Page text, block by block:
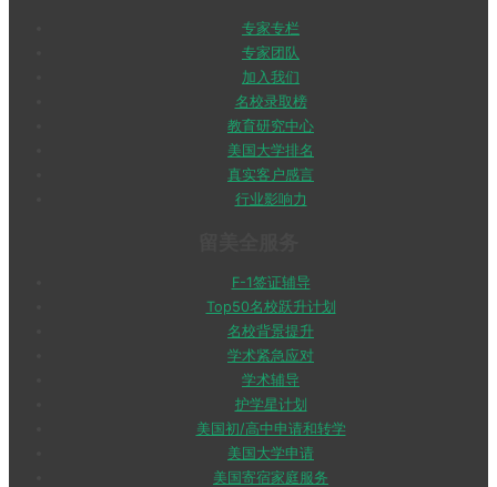
专家专栏
专家团队
加入我们
名校录取榜
教育研究中心
美国大学排名
真实客户感言
行业影响力
F-1签证辅导
Top50名校跃升计划
名校背景提升
学术紧急应对
学术辅导
护学星计划
美国初/高中申请和转学
美国大学申请
美国寄宿家庭服务